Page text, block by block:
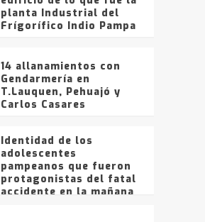
planta Industrial del
Frígorífico Indio Pampa
14 allanamientos con
Gendarmería en
T.Lauquen, Pehuajó y
Carlos Casares
Identidad de los
adolescentes
pampeanos que fueron
protagonistas del fatal
accidente en la mañana